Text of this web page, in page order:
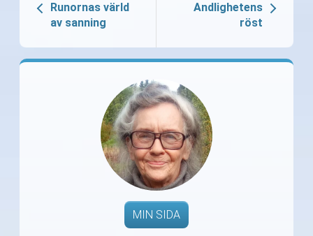
Runornas värld
av sanning
Andlighetens
röst
MIN SIDA